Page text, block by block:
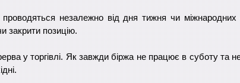
незалежно від дня тижня чи
закрити позицію.
у торгівлі. Як завжди біржа не працює в суботу та